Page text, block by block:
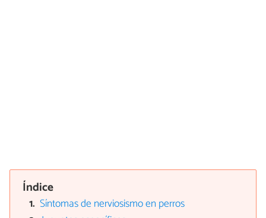
Índice
Síntomas de nerviosismo en perros